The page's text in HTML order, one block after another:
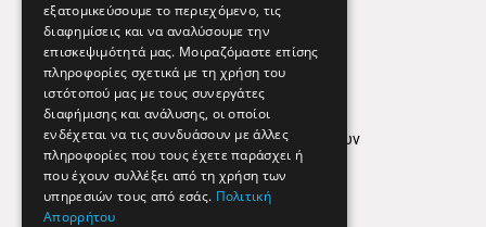
Απόρρητο
Όροι Χρήσης
Πολιτική προστασίας δεδομένων
Findhere
εξατομικεύσουμε το περιεχόμενο, τις
διαφημίσεις και να αναλύσουμε την
επισκεψιμότητά μας. Μοιραζόμαστε επίσης
πληροφορίες σχετικά με τη χρήση του
ιστότοπού μας με τους συνεργάτες
διαφήμισης και ανάλυσης, οι οποίοι
ενδέχεται να τις συνδυάσουν με άλλες
πληροφορίες που τους έχετε παράσχει ή
που έχουν συλλέξει από τη χρήση των
υπηρεσιών τους από εσάς. Πολιτική
Απορρήτου